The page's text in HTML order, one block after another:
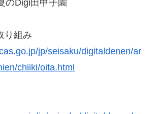
のDigi田甲子園
り組み
jp/seisaku/digitaldenen/ar
chiiki/oita.html